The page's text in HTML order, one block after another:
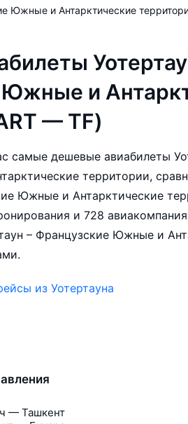
Южные и Антарктические
и
— TF)
самые дешевые авиабилеты
территории,
Южные и Антарктические
и 728
– Французские Южные и
из Уотертауна
— Ташкент